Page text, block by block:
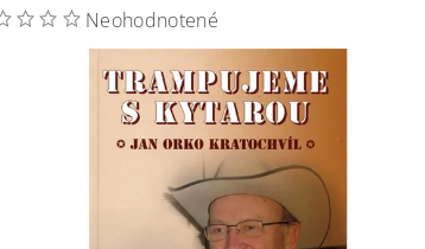
Neohodnotené